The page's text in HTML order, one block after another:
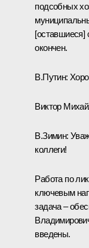
подсобных
[оставшиеся]
окончен.
В.Путин:
Виктор
В.Зимин:
коллеги!
Работа по
ключевым
задача –
введены.